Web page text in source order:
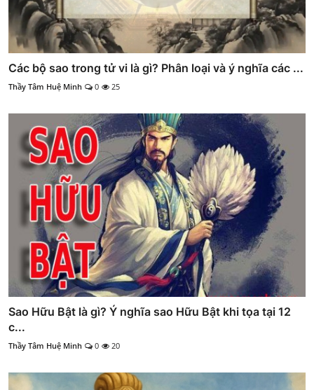
Các bộ sao trong tử vi là gì? Phân loại và ý nghĩa các ...
Thầy Tâm Huệ Minh 0 25
Sao Hữu Bật là gì? Ý nghĩa sao Hữu Bật khi tọa tại 12
c...
Thầy Tâm Huệ Minh 0 20